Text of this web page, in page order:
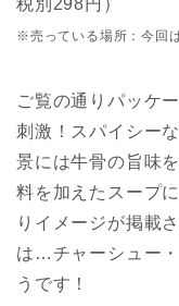
※売っている場所：今回
ご覧の通りパッケ
刺激！スパイシー
景には牛骨の旨味
料を加えたスープ
りイメージが掲載
は…チャーシュー・
うです！